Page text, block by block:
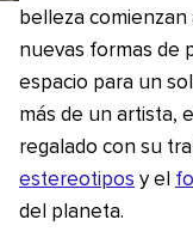
belleza
nuevas formas de
espacio para un
más de un artista,
regalado con su
estereotipos y el
del planeta.